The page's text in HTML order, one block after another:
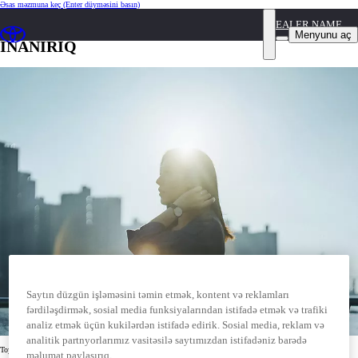
Əsas məzmuna keç (Enter düyməsini basın)
DEALER NAME
Menyunu aç
ÇÜNKİ BİZ “DAHA YAXŞI” OLACAĞINA
İNANIRIQ
Toyota şirkətinin COVID19 pandemiyası ilə bağlı xüsusi bildirişi
Saytın düzgün işləməsini təmin etmək, kontent və reklamları
fərdiləşdirmək, sosial media funksiyalarından istifadə etmək və trafiki
analiz etmək üçün kukilərdən istifadə edirik. Sosial media, reklam və
analitik partnyorlarımız vasitəsilə saytımızdan istifadəniz barədə
məlumat paylaşırıq.